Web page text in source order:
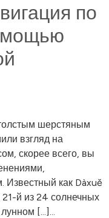
по
шерстяным
взгляд на
скорее всего, вы
как Dàxuě
й из 24 солнечных
[...]...